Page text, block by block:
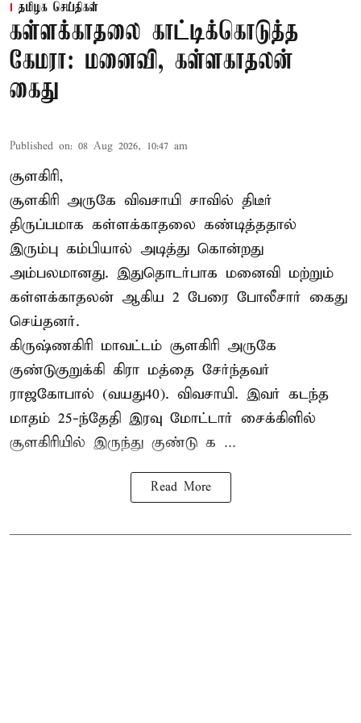
தமிழக செய்திகள்
கள்ளக்காதலை காட்டிக்கொடுத்த
கேமரா: மனைவி, கள்ளகாதலன்
கைது
Published on: 08 Aug 2026, 10:47 am
சூளகிரி,
சூளகிரி அருகே விவசாயி சாவில் திடீர்
திருப்பமாக கள்ளக்காதலை கண்டித்ததால்
இரும்பு கம்பியால் அடித்து கொன்றது
அம்பலமானது. இதுதொடர்பாக மனைவி மற்றும்
கள்ளக்காதலன் ஆகிய 2 பேரை போலீசார் கைது
செய்தனர்.
கிருஷ்ணகிரி மாவட்டம் சூளகிரி அருகே
குண்டுகுறுக்கி கிரா மத்தை சேர்ந்தவர்
ராஜகோபால் (வயது40). விவசாயி. இவர் கடந்த
மாதம் 25-ந்தேதி இரவு மோட்டார் சைக்கிளில்
சூளகிரியில் இருந்து குண்டு க ...
Read More